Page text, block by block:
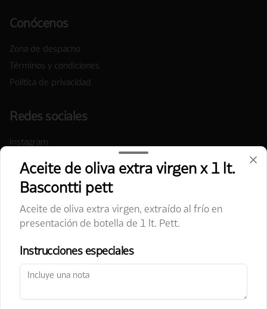
Conócenos
Zona de despacho
Términos y condiciones
Política de privacidad
Redes sociales
Instagram
Mi cuenta
Pedir
Política de Cookies
Haga clic en Aceptar para permitir que Justo use
cookies a fin de personalizar este sitio, publicar anuncios
Aceite de oliva extra virgen x 1 lt.
Bascontti pett
Aceite de oliva extra virgen, extraído al frío en
presentación de botella de 1 lt. Pett.
Instrucciones especiales